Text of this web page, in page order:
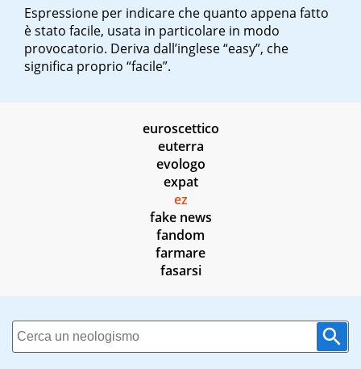
Espressione per indicare che quanto appena fatto
è stato facile, usata in particolare in modo
provocatorio. Deriva dall’inglese “easy”, che
significa proprio “facile”.
euroscettico
euterra
evologo
expat
ez
fake news
fandom
farmare
fasarsi